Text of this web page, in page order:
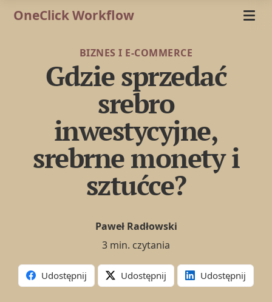
OneClick Workflow
BIZNES I E-COMMERCE
Gdzie sprzedać
srebro
inwestycyjne,
srebrne monety i
sztućce?
Paweł Radłowski
3 min. czytania
Udostępnij Udostępnij Udostępnij